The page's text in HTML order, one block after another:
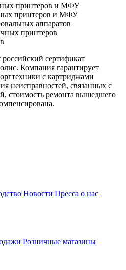
принтеров и МФУ
принтеров и МФУ
аппаратов
принтеров
сертификат
Компания гарантирует
с картриджами
неисправностей, связанных с
стоимость ремонта вышедшего
Новости Пресса о нас
Розничные магазины